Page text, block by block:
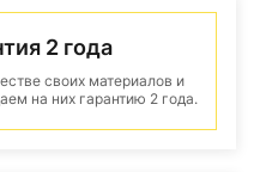
2 года
своих материалов и
на них гарантию 2 года.